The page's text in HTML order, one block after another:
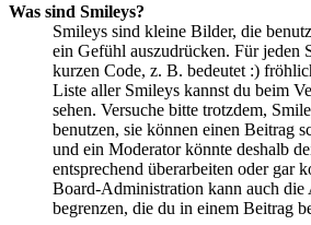
Was sind Smileys?
Smileys sind kleine Bilder, die
ein Gefühl auszudrücken. Für jeden
kurzen Code, z. B. bedeutet :)
Liste aller Smileys kannst du beim
sehen. Versuche bitte trotzdem,
benutzen, sie können einen Beitrag
und ein Moderator könnte deshalb
entsprechend überarbeiten oder gar
Board-Administration kann auch die
begrenzen, die du in einem Beitrag